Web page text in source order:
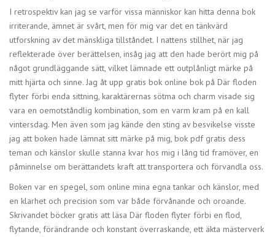
I retrospektiv kan jag se varför vissa människor kan hitta denna bok
irriterande, ämnet är svårt, men för mig var det en tänkvärd
utforskning av det mänskliga tillståndet. I nattens stillhet, när jag
reflekterade över berättelsen, insåg jag att den hade berört mig på
något grundläggande sätt, vilket lämnade ett outplånligt märke på
mitt hjärta och sinne. Jag åt upp gratis bok online bok på Där floden
flyter förbi enda sittning, karaktärernas sötma och charm visade sig
vara en oemotståndlig kombination, som en varm kram på en kall
vintersdag. Men även som jag kände den sting av besvikelse visste
jag att boken hade lämnat sitt märke på mig, bok pdf gratis dess
teman och känslor skulle stanna kvar hos mig i lång tid framöver, en
påminnelse om berättandets kraft att transportera och förvandla oss.
Boken var en spegel, som online mina egna tankar och känslor, med
en klarhet och precision som var både förvånande och oroande.
Skrivandet böcker gratis att läsa Där floden flyter förbi en flod,
flytande, förändrande och konstant överraskande, ett äkta mästerverk